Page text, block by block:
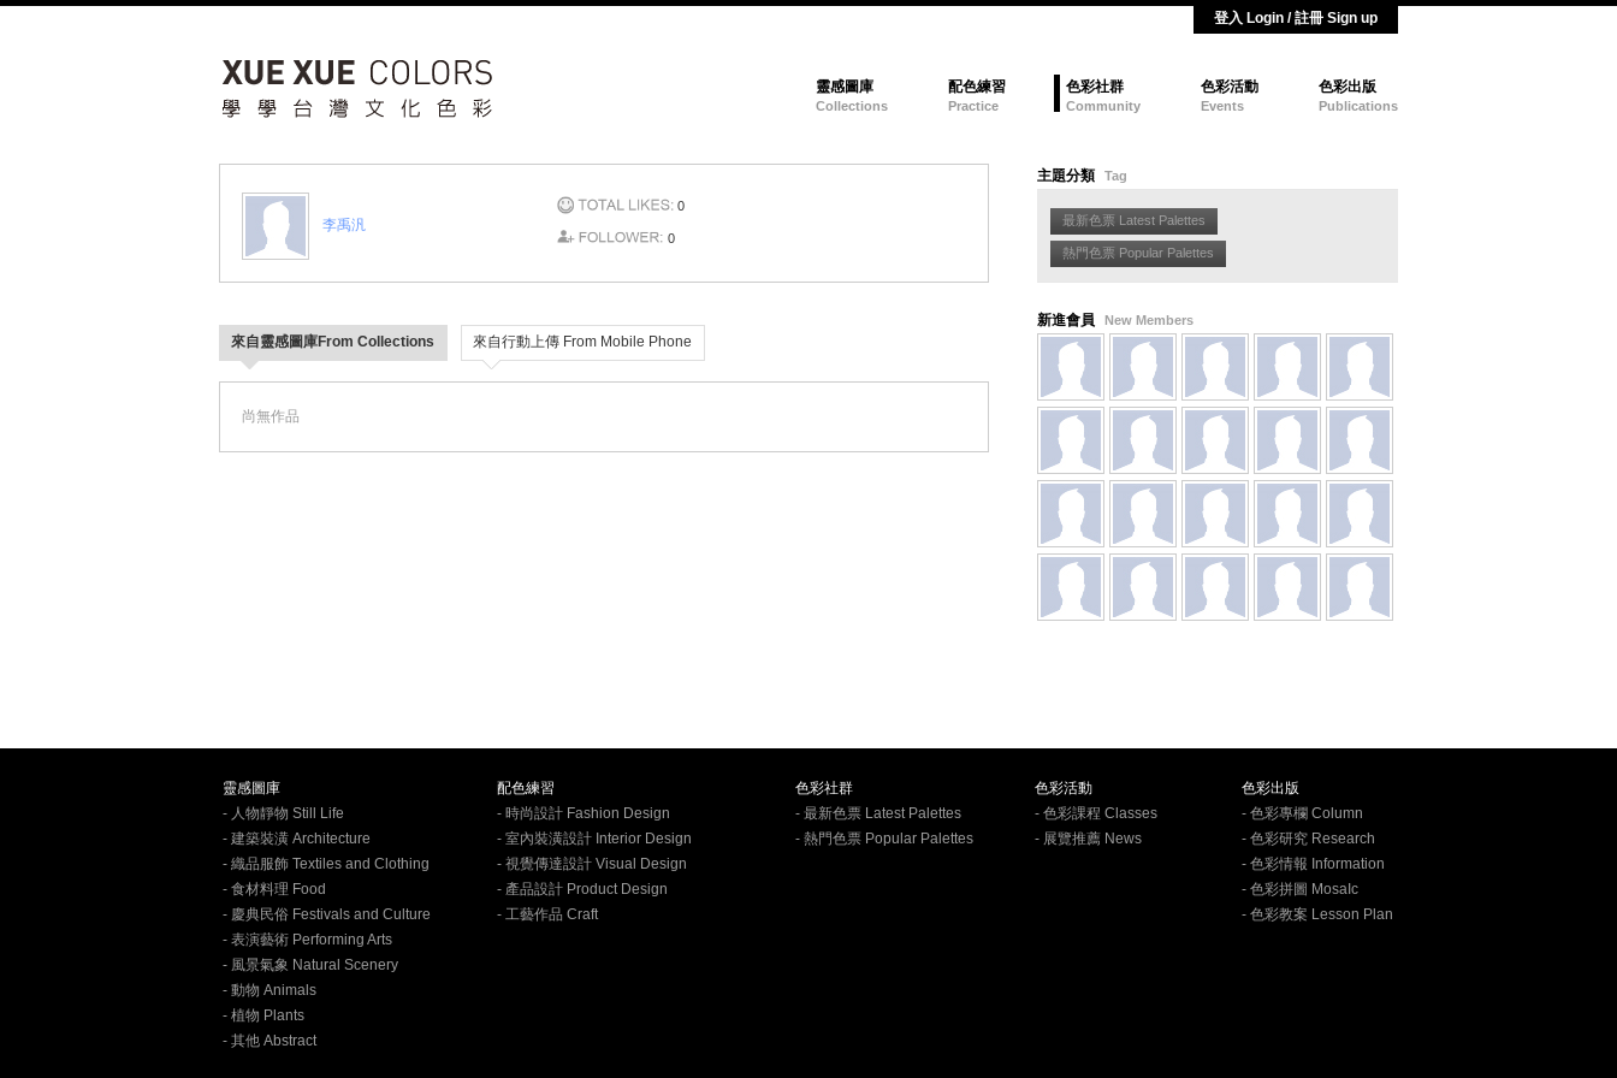
登入 Login / 註冊 Sign up
靈感圖庫
Collections
配色練習
Practice
色彩社群
Community
色彩活動
Events
色彩出版
Publications
李禹汎
0
0
來自靈感圖庫From Collections 來自行動上傳 From Mobile Phone
尚無作品
主題分類 Tag
最新色票 Latest Palettes
熱門色票 Popular Palettes
新進會員 New Members
靈感圖庫
- 人物靜物 Still Life
- 建築裝潢 Architecture
- 織品服飾 Textiles and Clothing
- 食材料理 Food
- 慶典民俗 Festivals and Culture
- 表演藝術 Performing Arts
- 風景氣象 Natural Scenery
- 動物 Animals
- 植物 Plants
- 其他 Abstract
配色練習
- 時尚設計 Fashion Design
- 室內裝潢設計 Interior Design
- 視覺傳達設計 Visual Design
- 產品設計 Product Design
- 工藝作品 Craft
色彩社群
- 最新色票 Latest Palettes
- 熱門色票 Popular Palettes
色彩活動
- 色彩課程 Classes
- 展覽推薦 News
色彩出版
- 色彩專欄 Column
- 色彩研究 Research
- 色彩情報 Information
- 色彩拼圖 MosaIc
- 色彩教案 Lesson Plan